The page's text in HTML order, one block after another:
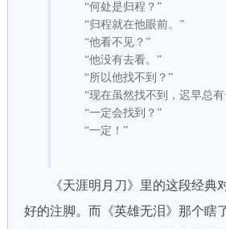
“何处是归程？”
“归程就在他眼前。”
“他看不见？”
“他没有去看。”
“所以他找不到？”
“现在虽然找不到，迟早总有
“一定会找到？”
“一定！”
《天涯明月刀》里的这段经典
好的注脚。而《英雄无泪》那个瞎